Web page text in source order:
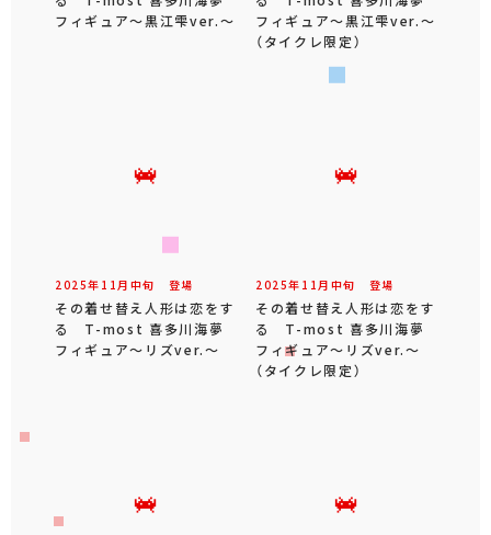
フィギュア～黒江雫ver.～
フィギュア～黒江雫ver.～
（タイクレ限定）
2025年 11 月 中旬 登場
その着せ替え人形は恋をす
る T-most 喜多川海夢
フィギュア～リズver.～
2025年 11 月 中旬 登場
その着せ替え人形は恋をす
る T-most 喜多川海夢
フィギュア～リズver.～
（タイクレ限定）